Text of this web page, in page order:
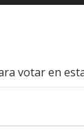
votar en